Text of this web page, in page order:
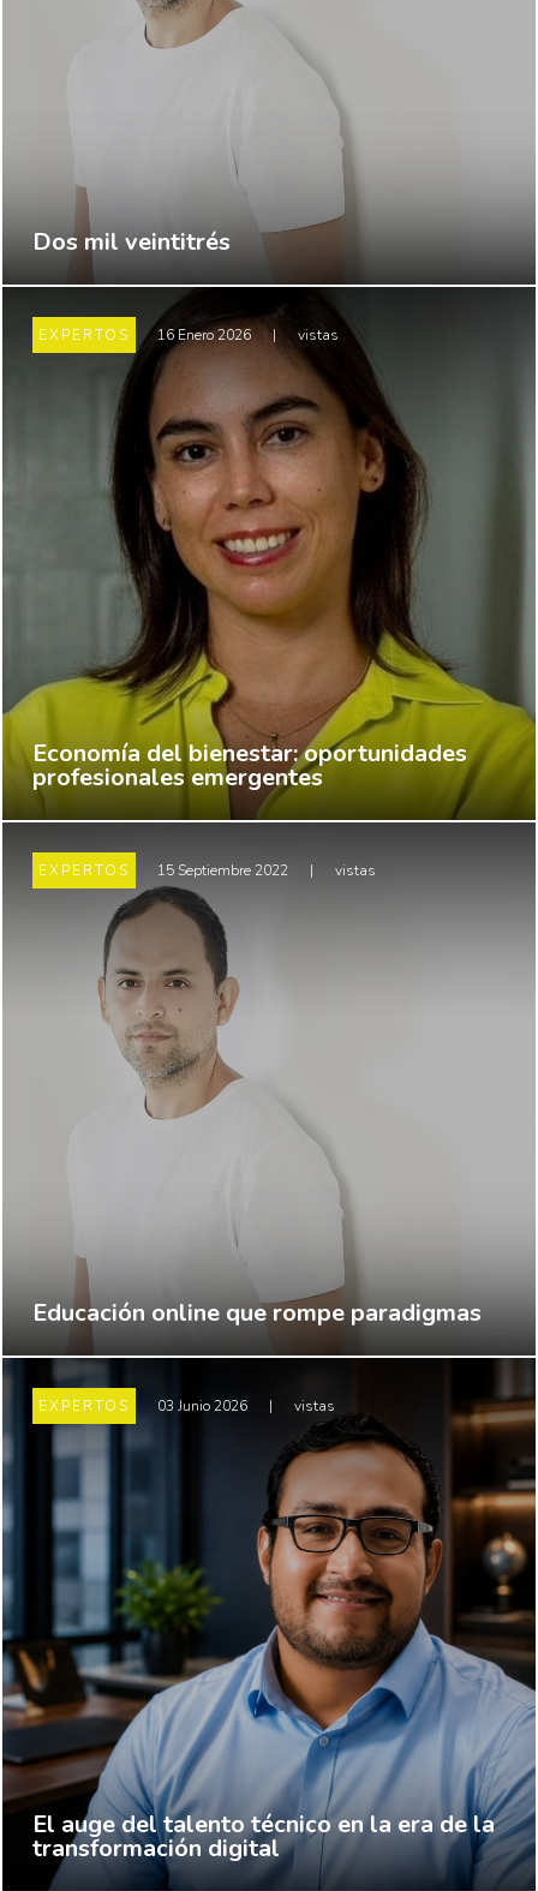
Dos mil veintitrés
EXPERTOS 16 Enero 2026 | vistas
Economía del bienestar: oportunidades
profesionales emergentes
EXPERTOS 15 Septiembre 2022 | vistas
Educación online que rompe paradigmas
EXPERTOS 03 Junio 2026 | vistas
El auge del talento técnico en la era de la
transformación digital